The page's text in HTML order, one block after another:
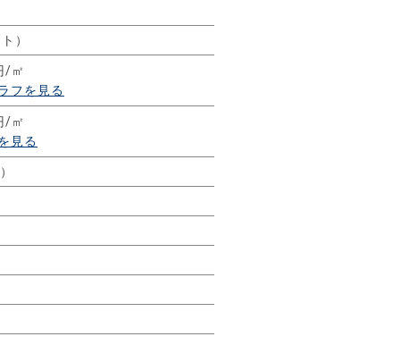
）
/㎡
フを見る
/㎡
見る